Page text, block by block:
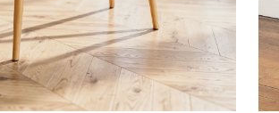
In winkelwagen